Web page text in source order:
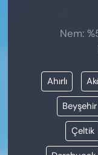
Nem:
Ahırlı
Beyşehir
Çeltik
ÖZEL HABER
SİYASET
VAN VE